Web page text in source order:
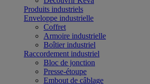
Produits industriels
Enveloppe industrielle
Coffret
Armoire industrielle
Boîtier industriel
Raccordement industriel
Bloc de jonction
Presse-étoupe
Embout de câblage